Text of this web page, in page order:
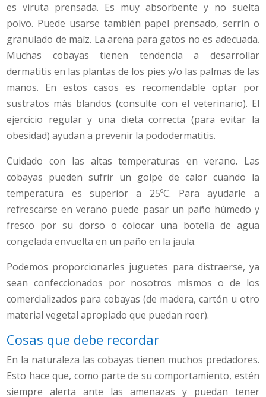
es viruta prensada. Es muy absorbente y no suelta
polvo. Puede usarse también papel prensado, serrín o
granulado de maíz. La arena para gatos no es adecuada.
Muchas cobayas tienen tendencia a desarrollar
dermatitis en las plantas de los pies y/o las palmas de las
manos. En estos casos es recomendable optar por
sustratos más blandos (consulte con el veterinario). El
ejercicio regular y una dieta correcta (para evitar la
obesidad) ayudan a prevenir la pododermatitis.
Cuidado con las altas temperaturas en verano. Las
cobayas pueden sufrir un golpe de calor cuando la
temperatura es superior a 25ºC. Para ayudarle a
refrescarse en verano puede pasar un paño húmedo y
fresco por su dorso o colocar una botella de agua
congelada envuelta en un paño en la jaula.
Podemos proporcionarles juguetes para distraerse, ya
sean confeccionados por nosotros mismos o de los
comercializados para cobayas (de madera, cartón u otro
material vegetal apropiado que puedan roer).
Cosas que debe recordar
En la naturaleza las cobayas tienen muchos predadores.
Esto hace que, como parte de su comportamiento, estén
siempre alerta ante las amenazas y puedan tener